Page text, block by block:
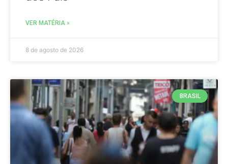
VER MATÉRIA »
8 de agosto de 2026
BRASIL